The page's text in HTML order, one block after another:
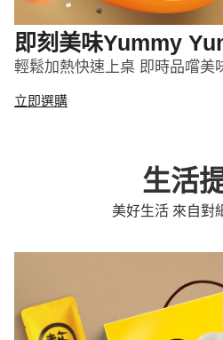
即刻美味Yummy
輕鬆加熱快速上桌 即時品嚐美
立即選購
生活
美好生活 來自對